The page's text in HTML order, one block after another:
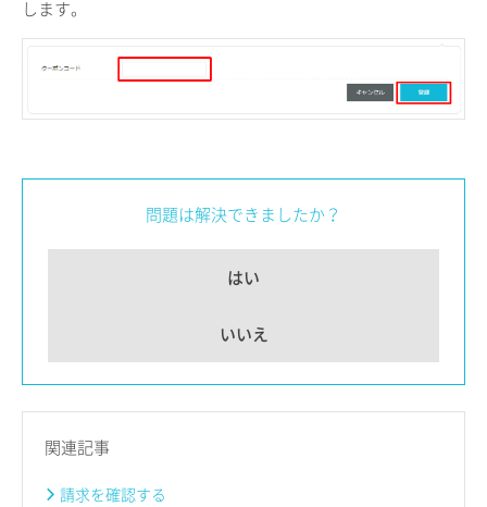
します。
問題は解決できましたか？
はい
いいえ
関連記事
請求を確認する